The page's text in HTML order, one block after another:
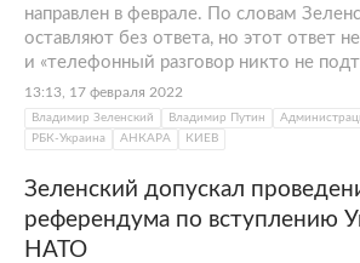
направлен в феврале. По словам
оставляют без ответа, но этот ответ
и «телефонный разговор никто не
13:13, 17 февраля 2022
Владимир Зеленский Владимир Путин
РБК-Украина
АНКАРА КИЕВ
Зеленский допускал
референдума по вступлению
НАТО